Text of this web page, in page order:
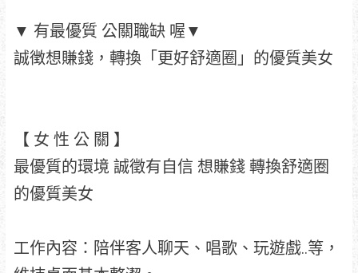
▼ 有最優質 公關職缺 喔▼
誠徴想賺錢，轉換「更好舒適圈」的優質美女
【 女 性 公 關 】
最優質的環境 誠徵有自信 想賺錢 轉換舒適圈
的優質美女
工作內容：陪伴客人聊天、唱歌、玩遊戲..等，